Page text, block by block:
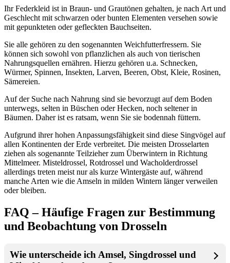
Ihr Federkleid ist in Braun- und Grautönen gehalten, je nach Art und
Geschlecht mit schwarzen oder bunten Elementen versehen sowie
mit gepunkteten oder gefleckten Bauchseiten.
Sie alle gehören zu den sogenannten Weichfutterfressern. Sie
können sich sowohl von pflanzlichen als auch von tierischen
Nahrungsquellen ernähren. Hierzu gehören u.a. Schnecken,
Würmer, Spinnen, Insekten, Larven, Beeren, Obst, Kleie, Rosinen,
Sämereien.
Auf der Suche nach Nahrung sind sie bevorzugt auf dem Boden
unterwegs, selten in Büschen oder Hecken, noch seltener in
Bäumen. Daher ist es ratsam, wenn Sie sie bodennah füttern.
Aufgrund ihrer hohen Anpassungsfähigkeit sind diese Singvögel auf
allen Kontinenten der Erde verbreitet. Die meisten Drosselarten
ziehen als sogenannte Teilzieher zum Überwintern in Richtung
Mittelmeer. Misteldrossel, Rotdrossel und Wacholderdrossel
allerdings treten meist nur als kurze Wintergäste auf, während
manche Arten wie die Amseln in milden Wintern länger verweilen
oder bleiben.
FAQ – Häufige Fragen zur Bestimmung
und Beobachtung von Drosseln
Wie unterscheide ich Amsel, Singdrossel und